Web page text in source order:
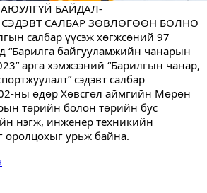
БАЙДАЛ-
СЭДЭВТ САЛБАР ЗӨВЛӨГӨӨН БОЛНО
салбар үүсэж хөгжсөний 97
“Барилга байгууламжийн чанарын
арга хэмжээний “Барилгын чанар,
сэдэвт салбар
ны өдөр Хөвсгөл аймгийн Мөрөн
төрийн болон төрийн бус
нэгж, инженер техникийн
оролцохыг урьж байна.